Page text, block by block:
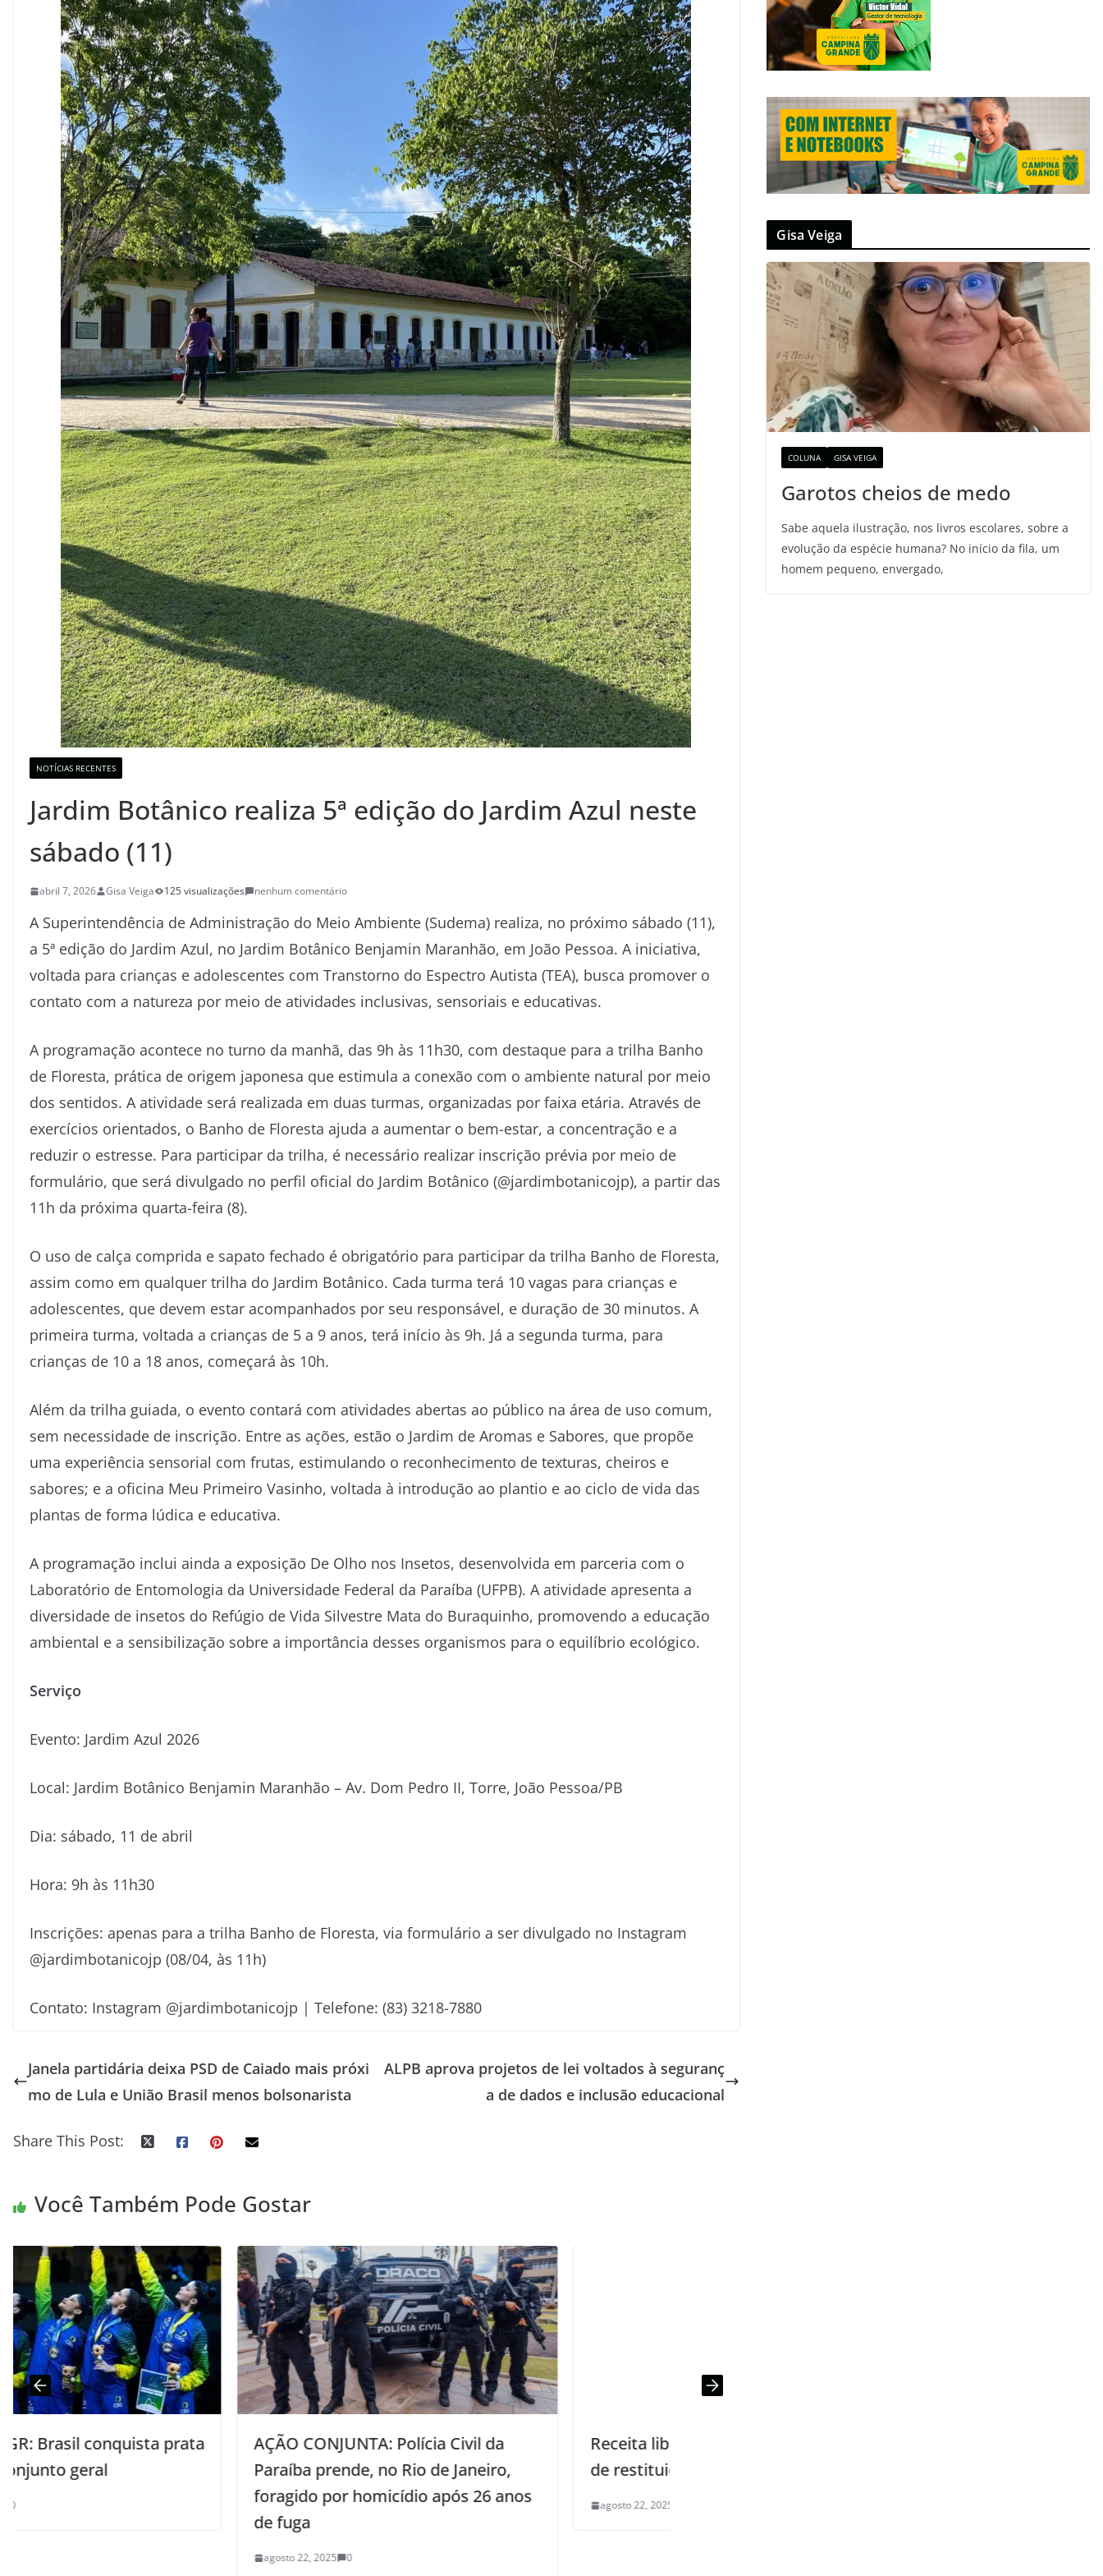
NOTÍCIAS RECENTES
Jardim Botânico realiza 5ª edição do Jardim Azul neste
sábado (11)
abril 7, 2026 Gisa Veiga 125 visualizações nenhum comentário
A Superintendência de Administração do Meio Ambiente (Sudema) realiza, no próximo sábado (11),
a 5ª edição do Jardim Azul, no Jardim Botânico Benjamin Maranhão, em João Pessoa. A iniciativa,
voltada para crianças e adolescentes com Transtorno do Espectro Autista (TEA), busca promover o
contato com a natureza por meio de atividades inclusivas, sensoriais e educativas.
A programação acontece no turno da manhã, das 9h às 11h30, com destaque para a trilha Banho
de Floresta, prática de origem japonesa que estimula a conexão com o ambiente natural por meio
dos sentidos. A atividade será realizada em duas turmas, organizadas por faixa etária. Através de
exercícios orientados, o Banho de Floresta ajuda a aumentar o bem-estar, a concentração e a
reduzir o estresse. Para participar da trilha, é necessário realizar inscrição prévia por meio de
formulário, que será divulgado no perfil oficial do Jardim Botânico (@jardimbotanicojp), a partir das
11h da próxima quarta-feira (8).
O uso de calça comprida e sapato fechado é obrigatório para participar da trilha Banho de Floresta,
assim como em qualquer trilha do Jardim Botânico. Cada turma terá 10 vagas para crianças e
adolescentes, que devem estar acompanhados por seu responsável, e duração de 30 minutos. A
primeira turma, voltada a crianças de 5 a 9 anos, terá início às 9h. Já a segunda turma, para
crianças de 10 a 18 anos, começará às 10h.
Além da trilha guiada, o evento contará com atividades abertas ao público na área de uso comum,
sem necessidade de inscrição. Entre as ações, estão o Jardim de Aromas e Sabores, que propõe
uma experiência sensorial com frutas, estimulando o reconhecimento de texturas, cheiros e
sabores; e a oficina Meu Primeiro Vasinho, voltada à introdução ao plantio e ao ciclo de vida das
plantas de forma lúdica e educativa.
A programação inclui ainda a exposição De Olho nos Insetos, desenvolvida em parceria com o
Laboratório de Entomologia da Universidade Federal da Paraíba (UFPB). A atividade apresenta a
diversidade de insetos do Refúgio de Vida Silvestre Mata do Buraquinho, promovendo a educação
ambiental e a sensibilização sobre a importância desses organismos para o equilíbrio ecológico.
Serviço
Evento: Jardim Azul 2026
Local: Jardim Botânico Benjamin Maranhão – Av. Dom Pedro II, Torre, João Pessoa/PB
Dia: sábado, 11 de abril
Hora: 9h às 11h30
Inscrições: apenas para a trilha Banho de Floresta, via formulário a ser divulgado no Instagram
@‌jardimbotanicojp (08/04, às 11h)
Contato: Instagram @‌jardimbotanicojp | Telefone: (83) 3218-7880
Janela partidária deixa PSD de Caiado mais próxi
mo de Lula e União Brasil menos bolsonarista
ALPB aprova projetos de lei voltados à seguranç
a de dados e inclusão educacional
Share This Post:
Você Também Pode Gostar
AÇÃO CONJUNTA: Polícia Civil da
Paraíba prende, no Rio de Janeiro,
foragido por homicídio após 26 anos
Receita libera consulta a quarto lote
de restituição do IR
agosto 22, 2025 0
Gisa Veiga
COLUNA GISA VEIGA
Garotos cheios de medo
Sabe aquela ilustração, nos livros escolares, sobre a
evolução da espécie humana? No início da fila, um
homem pequeno, envergado,